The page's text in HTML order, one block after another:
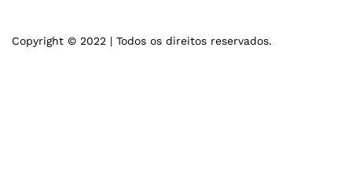
Copyright © 2022 | Todos os direitos reservados.